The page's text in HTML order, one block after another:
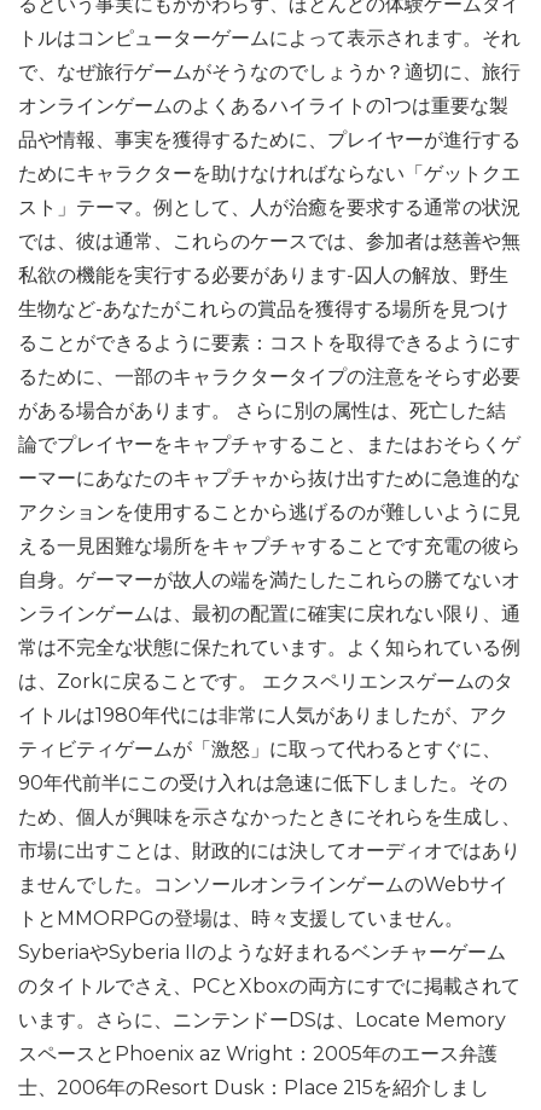
トルはコンピューターゲームによって表示されます。それ
で、なぜ旅行ゲームがそうなのでしょうか？適切に、旅行
オンラインゲームのよくあるハイライトの1つは重要な製
品や情報、事実を獲得するために、プレイヤーが進行する
ためにキャラクターを助けなければならない「ゲットクエ
スト」テーマ。例として、人が治癒を要求する通常の状況
では、彼は通常、これらのケースでは、参加者は慈善や無
私欲の機能を実行する必要があります-囚人の解放、野生
生物など-あなたがこれらの賞品を獲得する場所を見つけ
ることができるように要素：コストを取得できるようにす
るために、一部のキャラクタータイプの注意をそらす必要
がある場合があります。 さらに別の属性は、死亡した結
論でプレイヤーをキャプチャすること、またはおそらくゲ
ーマーにあなたのキャプチャから抜け出すために急進的な
アクションを使用することから逃げるのが難しいように見
える一見困難な場所をキャプチャすることです充電の彼ら
自身。ゲーマーが故人の端を満たしたこれらの勝てないオ
ンラインゲームは、最初の配置に確実に戻れない限り、通
常は不完全な状態に保たれています。よく知られている例
は、Zorkに戻ることです。 エクスペリエンスゲームのタ
イトルは1980年代には非常に人気がありましたが、アク
ティビティゲームが「激怒」に取って代わるとすぐに、
90年代前半にこの受け入れは急速に低下しました。その
ため、個人が興味を示さなかったときにそれらを生成し、
市場に出すことは、財政的には決してオーディオではあり
ませんでした。コンソールオンラインゲームのWebサイ
トとMMORPGの登場は、時々支援していません。
SyberiaやSyberia IIのような好まれるベンチャーゲーム
のタイトルでさえ、PCとXboxの両方にすでに掲載されて
います。さらに、ニンテンドーDSは、Locate Memory
スペースとPhoenix az Wright：2005年のエース弁護
士、2006年のResort Dusk：Place 215を紹介しまし